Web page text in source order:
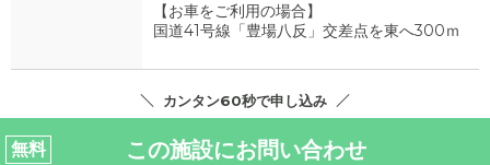
【お車をご利用の場合】
国道41号線「豊場八反」交差点を東へ300ｍ
カンタン60秒で申し込み
無料 この施設にお問い合わせ